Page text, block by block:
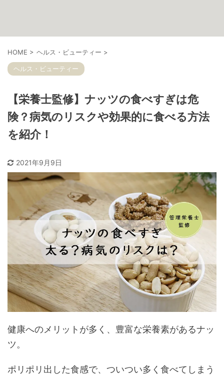
HOME > ヘルス・ビューティー >
ヘルス・ビューティー
【栄養士監修】ナッツの食べすぎは危
険？病気のリスクや効果的に食べる方法
を紹介！
2021年9月9日
健康へのメリットが多く、豊富な栄養素があるナッ
ツ。
ポリポリ出した食感で、ついつい多く食べてしまう